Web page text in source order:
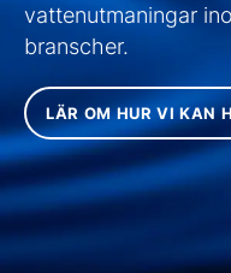
vattenutmaningar
branscher.
LÄR OM HUR VI KAN